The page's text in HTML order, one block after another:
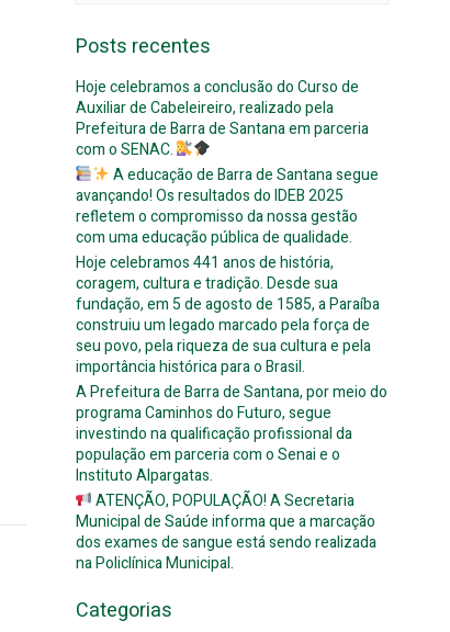
Posts recentes
Hoje celebramos a conclusão do Curso de
Auxiliar de Cabeleireiro, realizado pela
Prefeitura de Barra de Santana em parceria
com o SENAC.
A educação de Barra de Santana segue
avançando! Os resultados do IDEB 2025
refletem o compromisso da nossa gestão
com uma educação pública de qualidade.
Hoje celebramos 441 anos de história,
coragem, cultura e tradição. Desde sua
fundação, em 5 de agosto de 1585, a Paraíba
construiu um legado marcado pela força de
seu povo, pela riqueza de sua cultura e pela
importância histórica para o Brasil.
A Prefeitura de Barra de Santana, por meio do
programa Caminhos do Futuro, segue
investindo na qualificação profissional da
população em parceria com o Senai e o
Instituto Alpargatas.
ATENÇÃO, POPULAÇÃO! A Secretaria
Municipal de Saúde informa que a marcação
dos exames de sangue está sendo realizada
na Policlínica Municipal.
Categorias